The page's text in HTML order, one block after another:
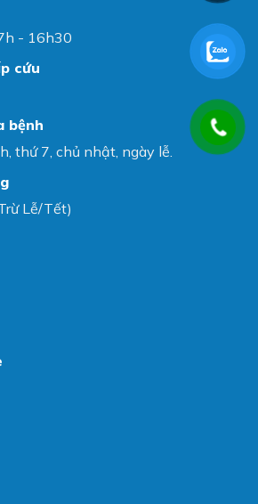
- 16h30
cứu
bệnh
thứ 7, chủ nhật, ngày lễ.
Lễ/Tết)